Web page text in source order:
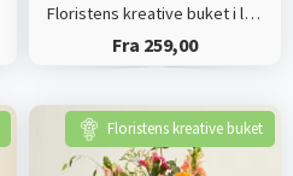
Floristens kreative buket i lyserøde nuancer
Fra 259,00
Floristens kreative buket